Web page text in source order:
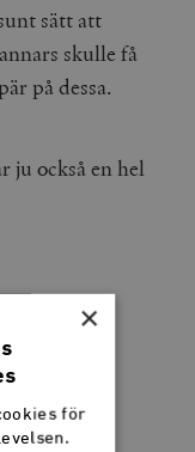
sätt att
skulle få
på dessa.
ju också en hel
×
för